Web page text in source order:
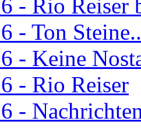
- Rio Reiser
- Ton
- Keine
- Rio Reiser
-